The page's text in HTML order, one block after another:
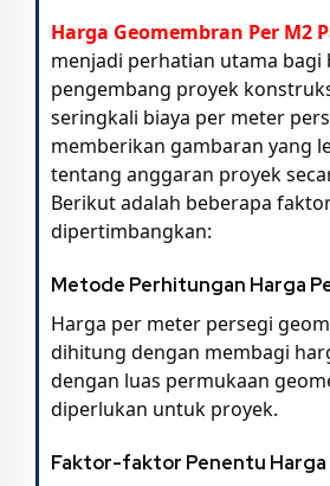
Harga Geomembran Per M2
menjadi perhatian utama bagi
pengembang proyek
seringkali biaya per meter
memberikan gambaran yang
tentang anggaran proyek
Berikut adalah beberapa
dipertimbangkan:
Metode Perhitungan Harga
Harga per meter persegi
dihitung dengan membagi
dengan luas permukaan
diperlukan untuk proyek.
Faktor-faktor Penentu Harga